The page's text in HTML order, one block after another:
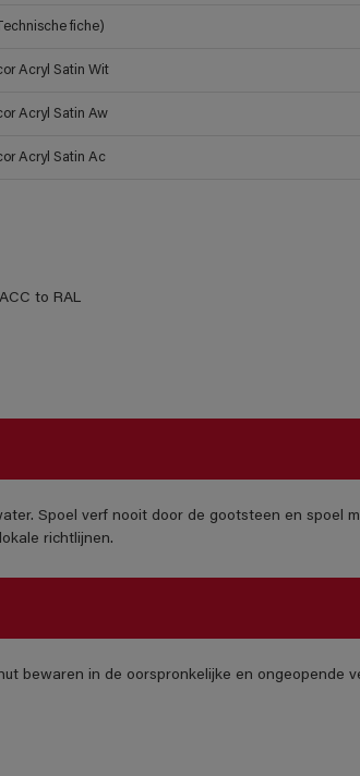
fiche)
Acryl Satin Wit
Acryl Satin Aw
Acryl Satin Ac
to RAL
Spoel verf nooit door de gootsteen en spoel
richtlijnen.
bewaren in de oorspronkelijke en ongeopende